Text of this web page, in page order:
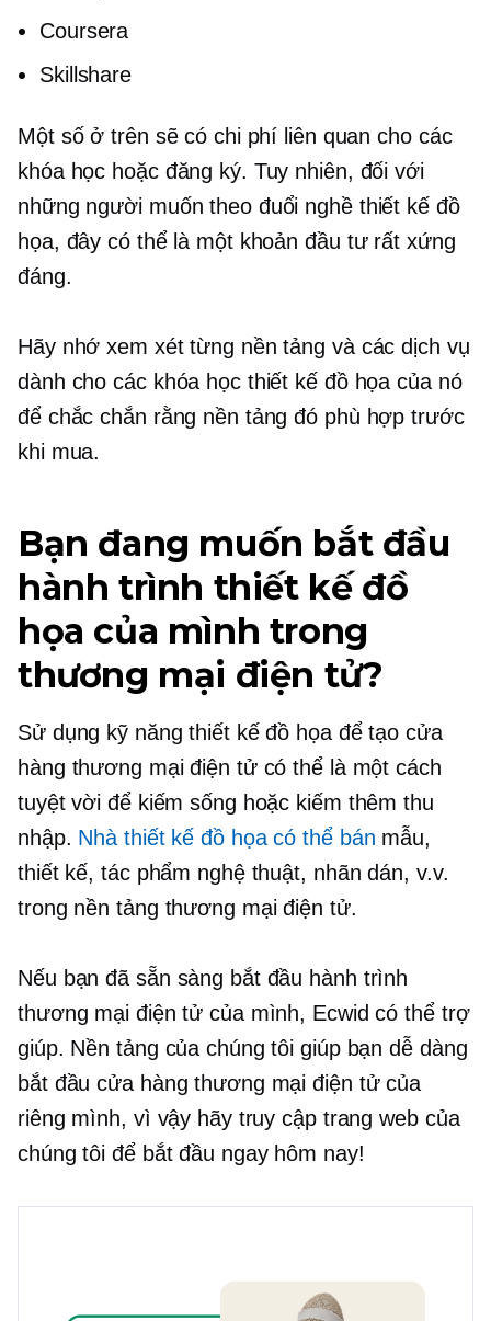
Coursera
Skillshare
Một số ở trên sẽ có chi phí liên quan cho các
khóa học hoặc đăng ký. Tuy nhiên, đối với
những người muốn theo đuổi nghề thiết kế đồ
họa, đây có thể là một khoản đầu tư rất xứng
đáng.
Hãy nhớ xem xét từng nền tảng và các dịch vụ
dành cho các khóa học thiết kế đồ họa của nó
để chắc chắn rằng nền tảng đó phù hợp trước
khi mua.
Bạn đang muốn bắt đầu
hành trình thiết kế đồ
họa của mình trong
thương mại điện tử?
Sử dụng kỹ năng thiết kế đồ họa để tạo cửa
hàng thương mại điện tử có thể là một cách
tuyệt vời để kiếm sống hoặc kiếm thêm thu
nhập. Nhà thiết kế đồ họa có thể bán mẫu,
thiết kế, tác phẩm nghệ thuật, nhãn dán, v.v.
trong nền tảng thương mại điện tử.
Nếu bạn đã sẵn sàng bắt đầu hành trình
thương mại điện tử của mình, Ecwid có thể trợ
giúp. Nền tảng của chúng tôi giúp bạn dễ dàng
bắt đầu cửa hàng thương mại điện tử của
riêng mình, vì vậy hãy truy cập trang web của
chúng tôi để bắt đầu ngay hôm nay!